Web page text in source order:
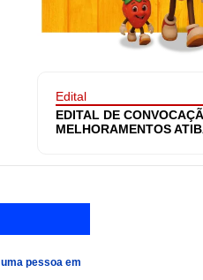
Edital
EDITAL DE
MELHORAMENTOS
pessoa em